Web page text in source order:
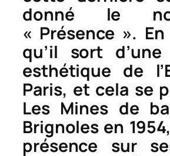
donné le
« Présence ».
qu’il sort
esthétique de
Paris, et cela se
Les Mines de
Brignoles en
présence sur